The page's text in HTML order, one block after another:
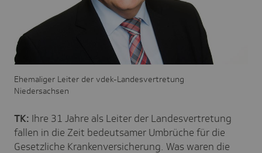
Ehemaliger Leiter der vdek-Landesvertretung
Niedersachsen
TK: Ihre 31 Jahre als Leiter der Landesvertretung
fallen in die Zeit bedeutsamer Umbrüche für die
Gesetzliche Krankenversicherung. Was waren die